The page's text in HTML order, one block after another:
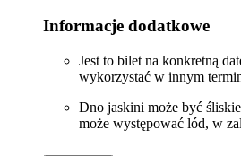
Informacje dodatkowe
Jest to bilet na konkretną
wykorzystać w innym
Dno jaskini może być
może występować lód, w